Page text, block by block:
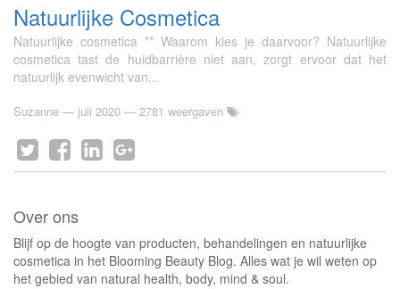
Natuurlijke Cosmetica
Natuurlijke cosmetica ** Waarom kies je daarvoor? Natuurlijke
cosmetica tast de huidbarrière niet aan, zorgt ervoor dat het
natuurlijk evenwicht van...
Suzanne — juli 2020 — 2781 weergaven
Over ons
Blijf op de hoogte van producten, behandelingen en natuurlijke
cosmetica in het Blooming Beauty Blog. Alles wat je wil weten op
het gebied van natural health, body, mind & soul.